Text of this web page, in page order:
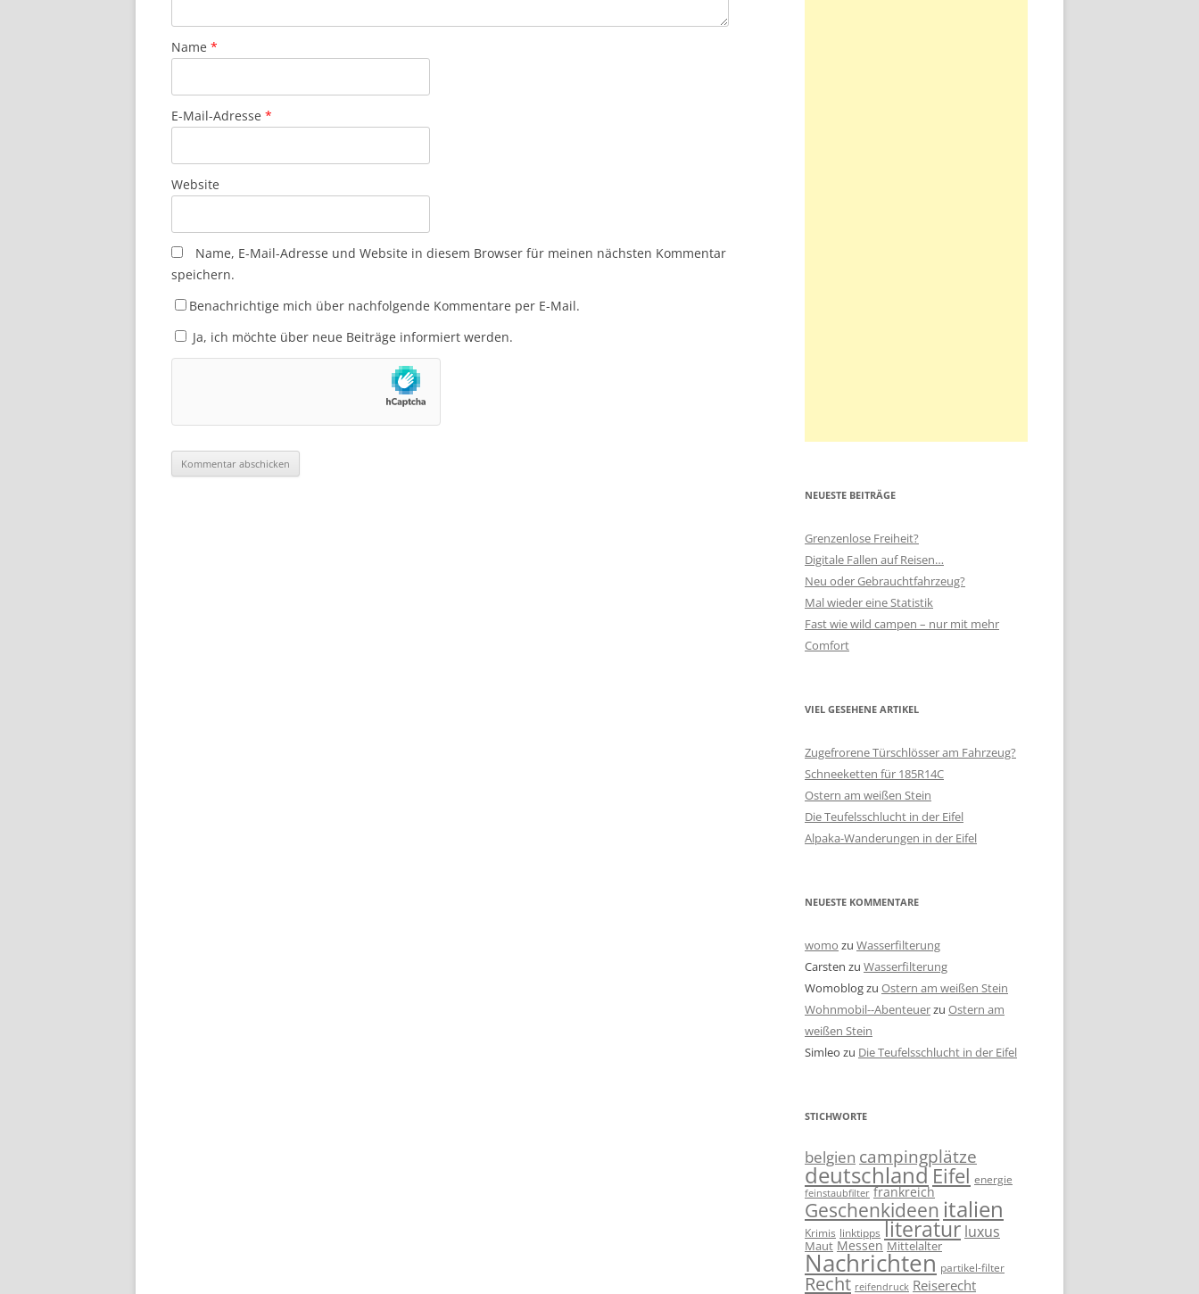
Name *
E-Mail-Adresse *
Website
Name, E-Mail-Adresse und Website in diesem Browser für meinen nächsten Kommentar
speichern.
Benachrichtige mich über nachfolgende Kommentare per E-Mail.
Ja, ich möchte über neue Beiträge informiert werden.
NEUESTE BEITRÄGE
Grenzenlose Freiheit?
Digitale Fallen auf Reisen…
Neu oder Gebrauchtfahrzeug?
Mal wieder eine Statistik
Fast wie wild campen – nur mit mehr
Comfort
VIEL GESEHENE ARTIKEL
Zugefrorene Türschlösser am Fahrzeug?
Schneeketten für 185R14C
Ostern am weißen Stein
Die Teufelsschlucht in der Eifel
Alpaka-Wanderungen in der Eifel
NEUESTE KOMMENTARE
womo zu Wasserfilterung
Carsten zu Wasserfilterung
Womoblogzu Ostern am weißen Stein
Wohnmobil--Abenteuerzu Ostern am
weißen Stein
Simleo zu Die Teufelsschlucht in der Eifel
STICHWORTE
belgien campingplätze
deutschland Eifel energie
feinstaubfilter frankreich
Geschenkideen italien
Krimis linktipps literatur luxus
Maut Messen Mittelalter
Nachrichten partikel-filter
Recht reifendruck Reiserecht